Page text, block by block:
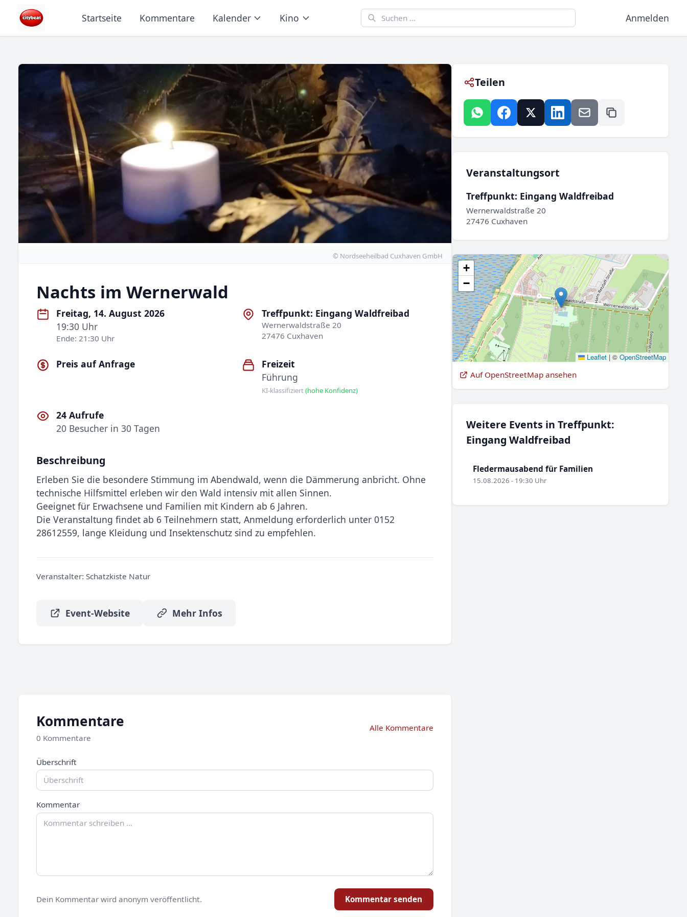
Startseite Kommentare Kalender Kino Anmelden
© Nordseeheilbad Cuxhaven GmbH
Nachts im Wernerwald
Freitag, 14. August 2026
19:30 Uhr
Ende: 21:30 Uhr
Treffpunkt: Eingang Waldfreibad
Wernerwaldstraße 20
27476 Cuxhaven
Preis auf Anfrage
Freizeit
Führung
KI-klassifiziert(hohe Konfidenz)
24 Aufrufe
20 Besucher in 30 Tagen
Beschreibung
Erleben Sie die besondere Stimmung im Abendwald, wenn die Dämmerung anbricht. Ohne
technische Hilfsmittel erleben wir den Wald intensiv mit allen Sinnen.
Geeignet für Erwachsene und Familien mit Kindern ab 6 Jahren.
Die Veranstaltung findet ab 6 Teilnehmern statt, Anmeldung erforderlich unter 0152
28612559, lange Kleidung und Insektenschutz sind zu empfehlen.
Veranstalter: Schatzkiste Natur
Event-Website Mehr Infos
Teilen
Veranstaltungsort
Treffpunkt: Eingang Waldfreibad
Wernerwaldstraße 20
27476 Cuxhaven
+
−
Leaflet |© OpenStreetMap
Auf OpenStreetMap ansehen
Weitere Events in Treffpunkt:
Eingang Waldfreibad
Fledermausabend für Familien
15.08.2026 - 19:30 Uhr
Kommentare
0 Kommentare
Alle Kommentare
Überschrift
Kommentar
Dein Kommentar wird anonym veröffentlicht. Kommentar senden